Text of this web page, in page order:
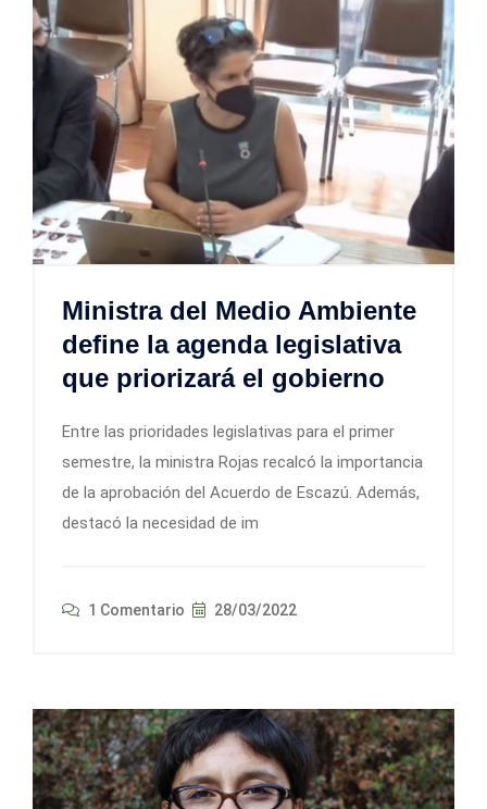
Ministra del Medio Ambiente
define la agenda legislativa
que priorizará el gobierno
Entre las prioridades legislativas para el primer
semestre, la ministra Rojas recalcó la importancia
de la aprobación del Acuerdo de Escazú. Además,
destacó la necesidad de im
1 Comentario 28/03/2022